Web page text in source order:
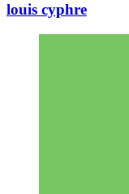
louis cyphre